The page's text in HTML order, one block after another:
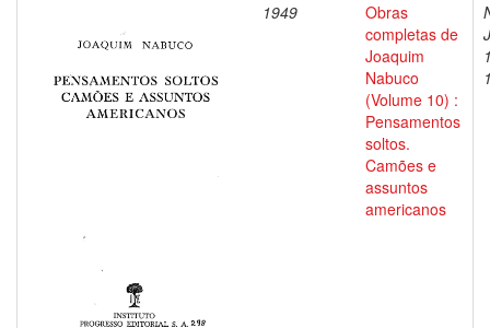
1949
Obras
completas de
Joaquim
Nabuco
(Volume 10) :
Pensamentos
soltos.
Camões e
assuntos
americanos